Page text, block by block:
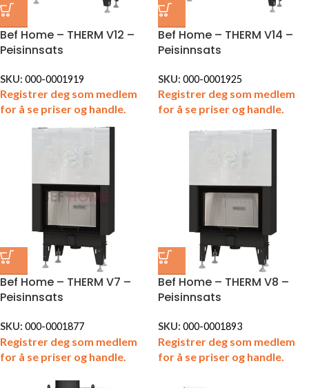
Bef Home – THERM V12 –
Peisinnsats
SKU: 000-0001919
Registrer deg som medlem
for å se priser og handle.
Bef Home – THERM V14 –
Peisinnsats
SKU: 000-0001925
Registrer deg som medlem
for å se priser og handle.
Bef Home – THERM V7 –
Peisinnsats
SKU: 000-0001877
Registrer deg som medlem
for å se priser og handle.
Bef Home – THERM V8 –
Peisinnsats
SKU: 000-0001893
Registrer deg som medlem
for å se priser og handle.